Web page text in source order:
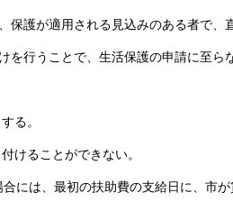
保護が適用される見込みのある者で
を行うことで、生活保護の申請に至ら
る。
けることができない。
には、最初の扶助費の支給日に、市